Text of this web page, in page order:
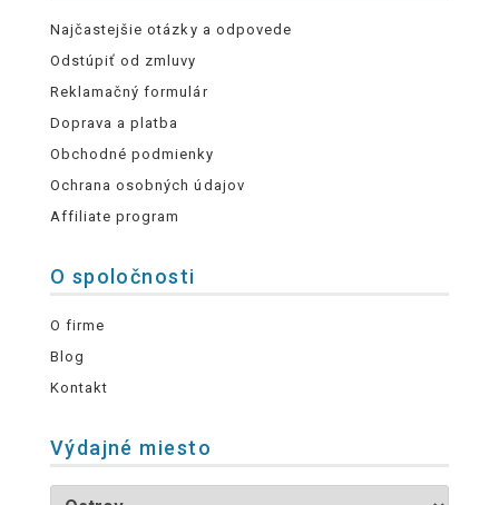
Najčastejšie otázky a odpovede
Odstúpiť od zmluvy
Reklamačný formulár
Doprava a platba
Obchodné podmienky
Ochrana osobných údajov
Affiliate program
O spoločnosti
O firme
Blog
Kontakt
Výdajné miesto